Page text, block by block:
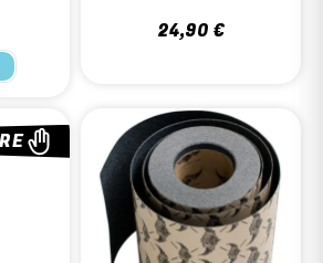
24,90 €